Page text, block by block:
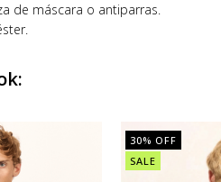
de máscara o antiparras.
30% OFF
SALE